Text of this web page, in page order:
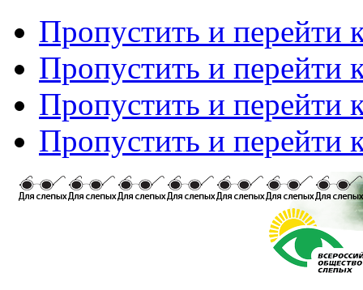
Пропустить и перейти
Пропустить и перейти
Пропустить и перейти
Пропустить и перейти